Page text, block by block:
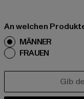
An welchen
MÄNNER
FRAUEN